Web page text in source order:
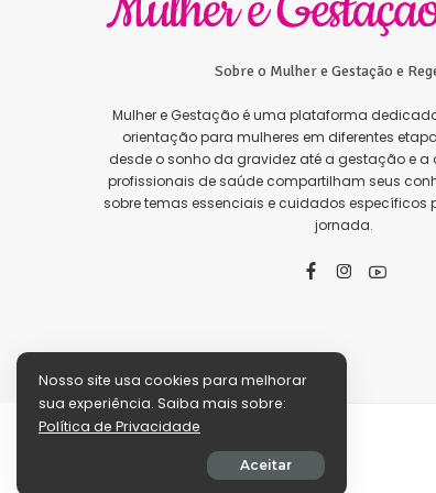
Sobre o Mulher e Gestação e
Mulher e Gestação é uma plataforma
orientação para mulheres em diferentes
desde o sonho da gravidez até a gestação e a
profissionais de saúde compartilham seus
sobre temas essenciais e cuidados específicos
jornada.
Nosso site usa cookies para melhorar
sua experiência. Saiba mais sobre:
Política de Privacidade
Aceitar